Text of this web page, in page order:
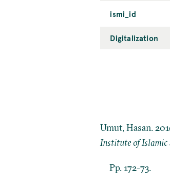
ismi_id
Digitalization
Umut, Hasan.
Institute of Islamic
Pp. 172-73.